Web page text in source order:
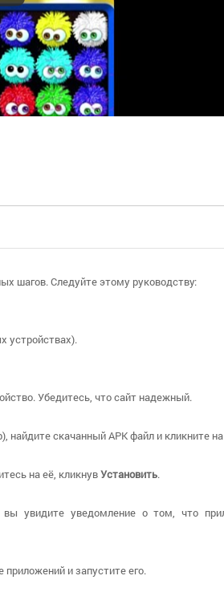
шагов. Следуйте этому руководству:
устройствах).
Убедитесь, что сайт надежный.
скачанный APK файл и кликните на
на её, кликнувУстановить.
увидите уведомление о том, что
приложений и запустите его.